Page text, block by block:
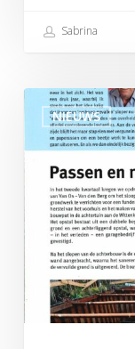
Sabrina
NIEUWS
Schijfwijze
December
2024